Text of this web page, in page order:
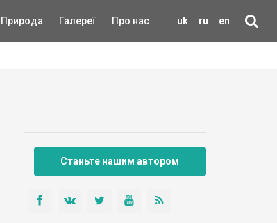
uk ru en
Природа Галереї Про нас
Станьте нашим автором